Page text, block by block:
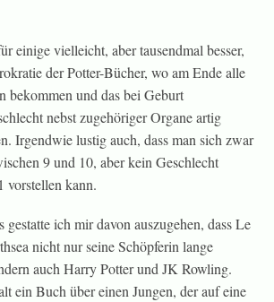
einige vielleicht, aber tausendmal besser,
der Potter-Bücher, wo am Ende alle
bekommen und das bei Geburt
nebst zugehöriger Organe artig
Irgendwie lustig auch, dass man sich zwar
9 und 10, aber kein Geschlecht
vorstellen kann.
ich mir davon auszugehen, dass Le
nicht nur seine Schöpferin lange
auch Harry Potter und JK Rowling.
ein Buch über einen Jungen, der auf eine